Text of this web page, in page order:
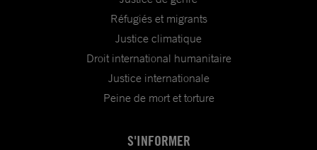
Réfugiés et migrants
Justice climatique
Droit international humanitaire
Justice internationale
Peine de mort et torture
S'INFORMER